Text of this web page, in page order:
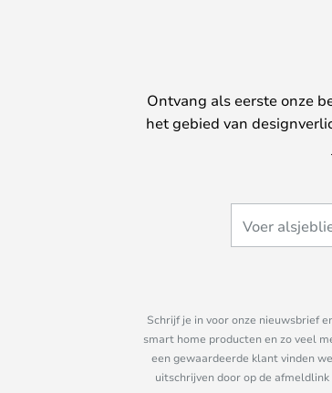
Ontvang als eerste onze
het gebied van
Schrijf je in voor onze nieuwsbrief
smart home producten en zo veel
een gewaardeerde klant vinden
uitschrijven door op de